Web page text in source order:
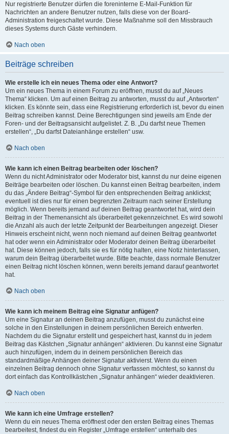
Nur registrierte Benutzer dürfen die foreninterne E-Mail-Funktion für
Nachrichten an andere Benutzer nutzen, falls diese von der Board-
Administration freigeschaltet wurde. Diese Maßnahme soll den Missbrauch
dieses Systems durch Gäste verhindern.
Nach oben
Beiträge schreiben
Wie erstelle ich ein neues Thema oder eine Antwort?
Um ein neues Thema in einem Forum zu eröffnen, musst du auf „Neues
Thema“ klicken. Um auf einen Beitrag zu antworten, musst du auf „Antworten“
klicken. Es könnte sein, dass eine Registrierung erforderlich ist, bevor du einen
Beitrag schreiben kannst. Deine Berechtigungen sind jeweils am Ende der
Foren- und der Beitragsansicht aufgelistet. Z. B. „Du darfst neue Themen
erstellen“, „Du darfst Dateianhänge erstellen“ usw.
Nach oben
Wie kann ich einen Beitrag bearbeiten oder löschen?
Wenn du nicht Administrator oder Moderator bist, kannst du nur deine eigenen
Beiträge bearbeiten oder löschen. Du kannst einen Beitrag bearbeiten, indem
du das „Ändere Beitrag“-Symbol für den entsprechenden Beitrag anklickst;
eventuell ist dies nur für einen begrenzten Zeitraum nach seiner Erstellung
möglich. Wenn bereits jemand auf deinen Beitrag geantwortet hat, wird dein
Beitrag in der Themenansicht als überarbeitet gekennzeichnet. Es wird sowohl
die Anzahl als auch der letzte Zeitpunkt der Bearbeitungen angezeigt. Dieser
Hinweis erscheint nicht, wenn noch niemand auf deinen Beitrag geantwortet
hat oder wenn ein Administrator oder Moderator deinen Beitrag überarbeitet
hat. Diese können jedoch, falls sie es für nötig halten, eine Notiz hinterlassen,
warum dein Beitrag überarbeitet wurde. Bitte beachte, dass normale Benutzer
einen Beitrag nicht löschen können, wenn bereits jemand darauf geantwortet
hat.
Nach oben
Wie kann ich meinem Beitrag eine Signatur anfügen?
Um eine Signatur an deinen Beitrag anzufügen, musst du zunächst eine
solche in den Einstellungen in deinem persönlichen Bereich entwerfen.
Nachdem du die Signatur erstellt und gespeichert hast, kannst du in jedem
Beitrag das Kästchen „Signatur anhängen“ aktivieren. Du kannst eine Signatur
auch hinzufügen, indem du in deinem persönlichen Bereich das
standardmäßige Anhängen deiner Signatur aktivierst. Wenn du einen
einzelnen Beitrag dennoch ohne Signatur verfassen möchtest, so kannst du
dort einfach das Kontrollkästchen „Signatur anhängen“ wieder deaktivieren.
Nach oben
Wie kann ich eine Umfrage erstellen?
Wenn du ein neues Thema eröffnest oder den ersten Beitrag eines Themas
bearbeitest, findest du ein Register „Umfrage erstellen“ unterhalb des